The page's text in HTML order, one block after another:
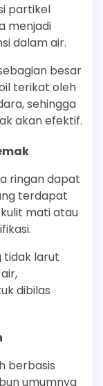
partikel
menjadi
dalam air.
besar
terikat oleh
sehingga
akan efektif.
ringan dapat
terdapat
mati atau
tidak larut
dibilas
berbasis
umumnya